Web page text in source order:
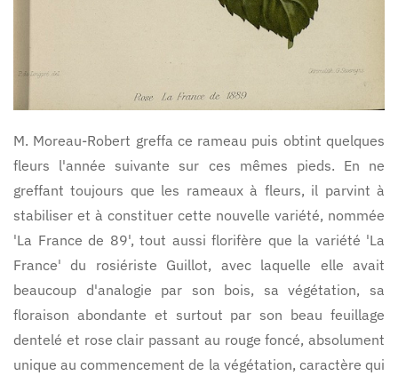
M. Moreau-Robert greffa ce rameau puis obtint quelques
fleurs l'année suivante sur ces mêmes pieds. En ne
greffant toujours que les rameaux à fleurs, il parvint à
stabiliser et à constituer cette nouvelle variété, nommée
'La France de 89', tout aussi florifère que la variété 'La
France' du rosiériste Guillot, avec laquelle elle avait
beaucoup d'analogie par son bois, sa végétation, sa
floraison abondante et surtout par son beau feuillage
dentelé et rose clair passant au rouge foncé, absolument
unique au commencement de la végétation, caractère qui